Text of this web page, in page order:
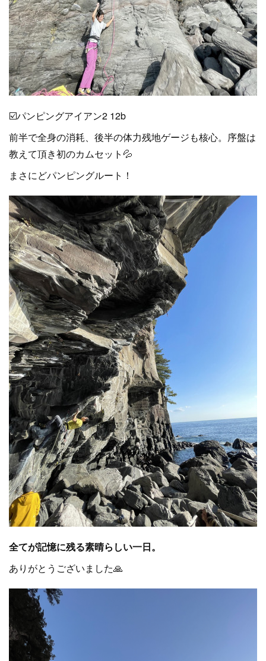
☑️パンピングアイアン2 12b
前半で全身の消耗、後半の体力残地ゲージも核心。序盤は
教えて頂き初のカムセット💦
まさにどパンピングルート！
全てが記憶に残る素晴らしい一日。
ありがとうございました🙏